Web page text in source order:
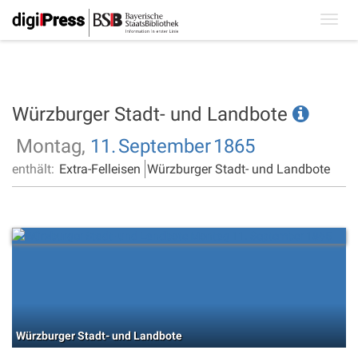
Würzburger Stadt- und Landbote
Montag, 11.September1865
enthält: Extra-Felleisen Würzburger Stadt- und Landbote
Würzburger Stadt- und Landbote